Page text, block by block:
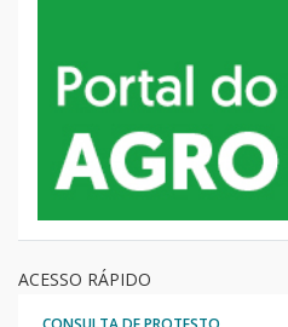
ACESSO RÁPIDO